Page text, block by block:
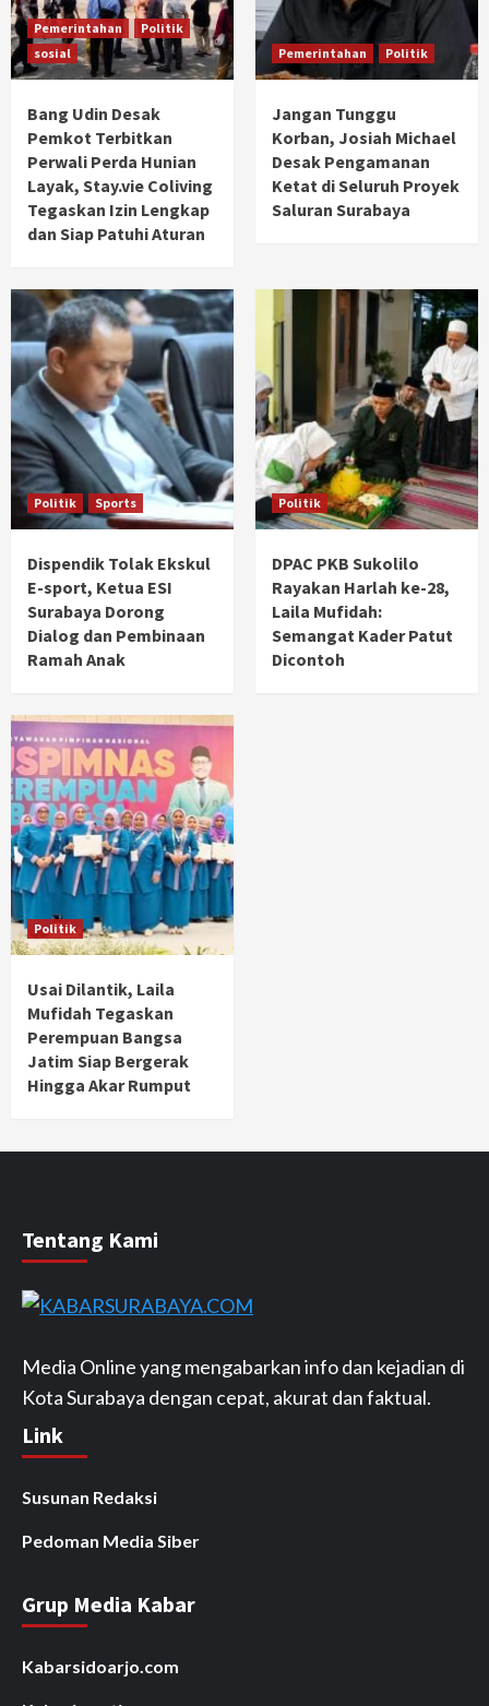
Pemerintahan
Politik
sosial
Bang Udin Desak
Pemkot Terbitkan
Perwali Perda Hunian
Layak, Stay.vie Coliving
Tegaskan Izin Lengkap
dan Siap Patuhi Aturan
Pemerintahan Politik
Jangan Tunggu
Korban, Josiah Michael
Desak Pengamanan
Ketat di Seluruh Proyek
Saluran Surabaya
Politik Sports
Dispendik Tolak Ekskul
E-sport, Ketua ESI
Surabaya Dorong
Dialog dan Pembinaan
Ramah Anak
Politik
DPAC PKB Sukolilo
Rayakan Harlah ke-28,
Laila Mufidah:
Semangat Kader Patut
Dicontoh
Politik
Usai Dilantik, Laila
Mufidah Tegaskan
Perempuan Bangsa
Jatim Siap Bergerak
Hingga Akar Rumput
Tentang Kami
Media Online yang mengabarkan info dan kejadian di
Kota Surabaya dengan cepat, akurat dan faktual.
Link
Susunan Redaksi
Pedoman Media Siber
Grup Media Kabar
Kabarsidoarjo.com